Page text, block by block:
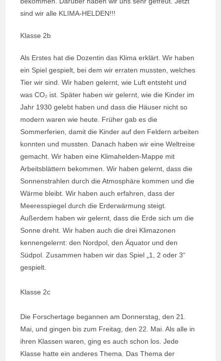
sind wir alle KLIMA-HELDEN!!!
Klasse 2b
Als Erstes hat die Dozentin das Klima erklärt. Wir haben
ein Spiel gespielt, bei dem wir erraten mussten, welches
Tier wir sind. Wir haben gelernt, wie Luft entsteht und
was CO₂ ist. Später haben wir gelernt, wie die Kinder im
Jahr 1930 gelebt haben und dass die Häuser nicht so
modern waren wie heute. Früher gab es die
Sommerferien, damit die Kinder auf den Feldern arbeiten
konnten und mussten. Danach haben wir eine Weltreise
gemacht. Wir haben eine Klimahelden-Mappe mit
Arbeitsblättern bekommen. Wir haben gelernt, dass die
Sonnenstrahlen durch die Atmosphäre kommen und die
Wärme bleibt. Wir haben auch erfahren, dass der
Meeresspiegel durch die Erderwärmung steigt.
Außerdem haben wir gelernt, dass die Erde sich um die
Sonne dreht. Wir haben auch die drei Klimazonen
kennengelernt: den Nordpol, den Äquator und den
Südpol. Zusammen haben wir das Spiel „1, 2 oder 3“
gespielt.
Klasse 2c
Die Forschertage begannen am Donnerstag, den 21.
Mai, und gingen bis zum Freitag, den 22. Mai. Als alle in
ihren Klassen waren, ging es auch schon los. Jede
Klasse hatte ein anderes Thema. Das Thema der